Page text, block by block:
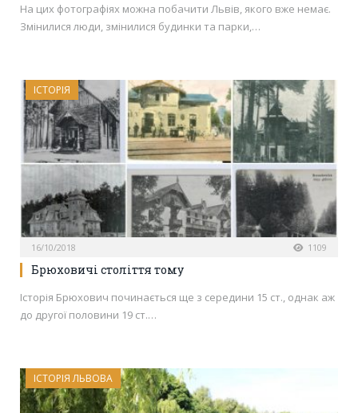
На цих фотографіях можна побачити Львів, якого вже немає.
Змінилися люди, змінилися будинки та парки,…
ІСТОРІЯ
16/10/2018 1109
Брюховичі століття тому
Історія Брюхович починається ще з середини 15 ст., однак аж
до другої половини 19 ст.…
ІСТОРІЯ ЛЬВОВА